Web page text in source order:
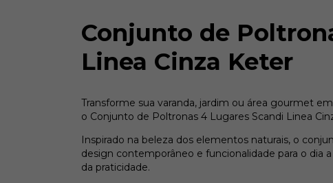
Conjunto de
Linea Cinza Keter
Transforme sua varanda, jardim ou área gourmet
o Conjunto de Poltronas 4 Lugares Scandi Linea
Inspirado na beleza dos elementos naturais, o
design contemporâneo e funcionalidade para o dia
da praticidade.